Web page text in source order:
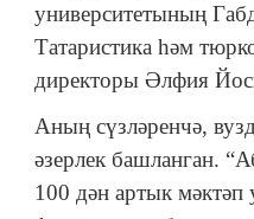
университетының
Татаристика һәм
директоры Әлфия
Аның сүзләренчә,
әзерлек башланган.
100 дән артык мәктәп